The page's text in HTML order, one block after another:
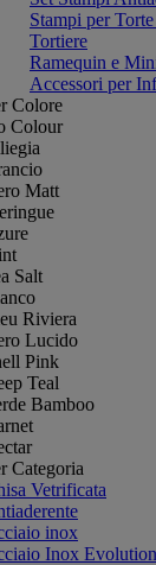
Stampi per
Tortiere
Ramequin e
Accessori per
Colore
Colour
Matt
Salt
Riviera
Lucido
Pink
Teal
Bamboo
Categoria
Vetrificata
inox
Inox Evolution